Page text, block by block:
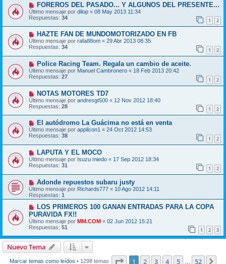
FOREROS DEL PASADO... Y ALGUNOS DEL PRESENTE...
Último mensaje por dilop « 08 May 2013 11:34
Respuestas: 34 1 2
HAZTE FAN DE MUNDOMOTORIZADO EN FB
Último mensaje por rafa88om « 29 Abr 2013 08:35
Respuestas: 34 1 2
Police Racing Team. Regala un cambio de aceite.
Último mensaje por Manuel Cambronero « 18 Feb 2013 20:42
Respuestas: 27 1 2
NOTAS MOTORES TD7
Último mensaje por andresgt500 « 12 Nov 2012 18:40
Respuestas: 28 1 2
El autódromo La Guácima no está en venta
Último mensaje por applicon1 « 24 Oct 2012 14:53
Respuestas: 38 1 2
LAPUTA Y EL MOCO
Último mensaje por Isuzu miedo « 17 Sep 2012 18:34
Respuestas: 31 1 2
Adonde repuestos subaru justy
Último mensaje por Richards777 « 10 Ago 2012 14:11
Respuestas: 1
LOS PRIMEROS 100 GANAN ENTRADAS PARA LA COPA
PURAVIDA FX!!
Último mensaje por MM.COM « 02 Jun 2012 15:21
Respuestas: 51 1 2 3
Nuevo Tema
Marcar temas como leídos • 1298 temas Página de 52
1 2 3 4 5 52